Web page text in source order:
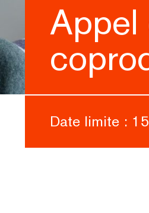
Appel
Date limite :